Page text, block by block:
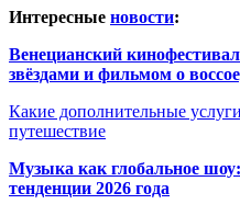
Интересные новости:
Венецианский
звёздами и фильмом о
Какие дополнительные
путешествие
Музыка как глобальное
тенденции 2026 года